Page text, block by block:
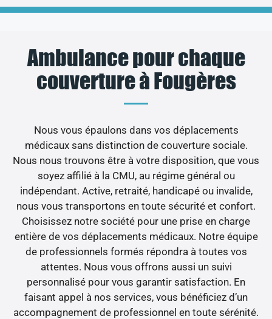
Ambulance pour chaque
couverture à Fougères
Nous vous épaulons dans vos déplacements
médicaux sans distinction de couverture sociale.
Nous nous trouvons être à votre disposition, que vous
soyez affilié à la CMU, au régime général ou
indépendant. Active, retraité, handicapé ou invalide,
nous vous transportons en toute sécurité et confort.
Choisissez notre société pour une prise en charge
entière de vos déplacements médicaux. Notre équipe
de professionnels formés répondra à toutes vos
attentes. Nous vous offrons aussi un suivi
personnalisé pour vous garantir satisfaction. En
faisant appel à nos services, vous bénéficiez d’un
accompagnement de professionnel en toute sérénité.